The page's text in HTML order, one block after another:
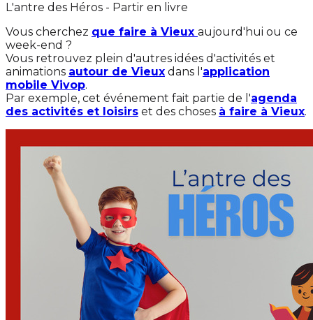
L'antre des Héros - Partir en livre
Vous cherchez que faire à Vieux aujourd'hui ou ce
week-end ?
Vous retrouvez plein d'autres idées d'activités et
animations autour de Vieux dans l'application
mobile Vivop.
Par exemple, cet événement fait partie de l'agenda
des activités et loisirs et des choses à faire à Vieux.